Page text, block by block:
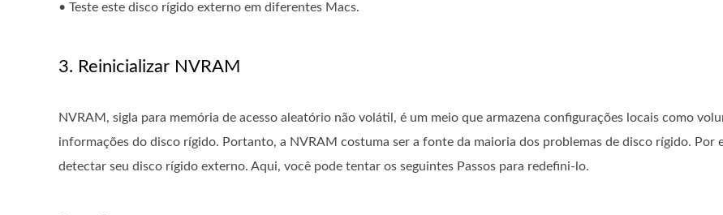
• Teste este disco rígido externo em diferentes Macs.
3. Reinicializar NVRAM
NVRAM, sigla para memória de acesso aleatório não volátil, é um meio que armazena configurações locais como
informações do disco rígido. Portanto, a NVRAM costuma ser a fonte da maioria dos problemas de disco rígido. Por
detectar seu disco rígido externo. Aqui, você pode tentar os seguintes Passos para redefini-lo.